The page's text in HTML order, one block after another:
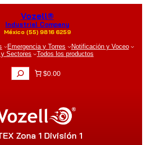
Vozell®
Industrial Company
México (55) 9816 6259
Emergencia y Torres
Notificación y Voceo
y Sectores
Todos los productos
B
u
r
$0.00
Zona 1 División 1